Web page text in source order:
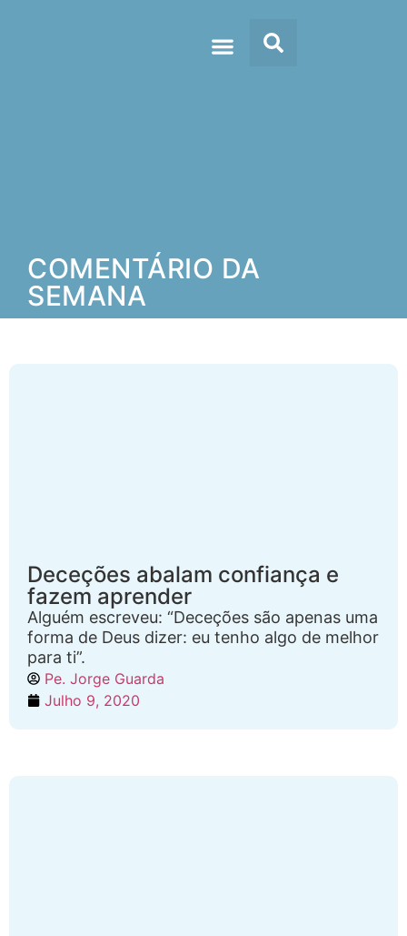
COMENTÁRIO DA
SEMANA
Deceções abalam confiança e
fazem aprender
Alguém escreveu: “Deceções são apenas uma
forma de Deus dizer: eu tenho algo de melhor
para ti”.
Pe. Jorge Guarda
Julho 9, 2020